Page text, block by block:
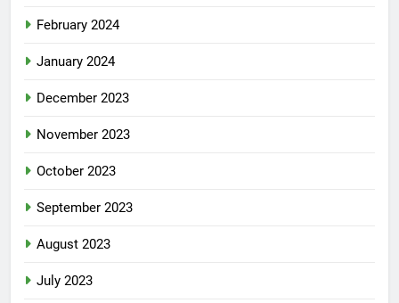
February 2024
January 2024
December 2023
November 2023
October 2023
September 2023
August 2023
July 2023